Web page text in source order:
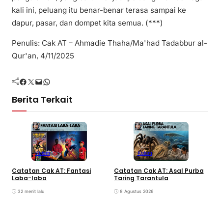
kali ini, peluang itu benar-benar terasa sampai ke
dapur, pasar, dan dompet kita semua. (***)
Penulis: Cak AT – Ahmadie Thaha/Ma'had Tadabbur al-
Qur'an, 4/11/2025
Facebook Twitter Mail WhatsApp
Berita Terkait
Kolom
Catatan Cak AT: Fantasi
Laba-laba
32 menit lalu
Kolom
Catatan Cak AT: Asal Purba
Taring Tarantula
8 Agustus 2026